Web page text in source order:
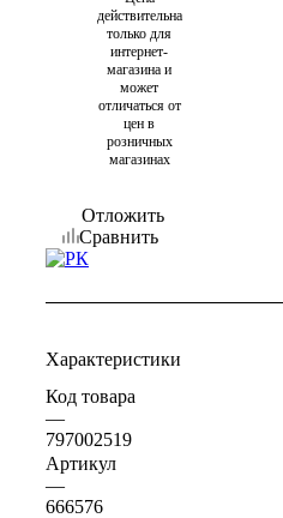
действительна
только для
интернет-
магазина и
может
отличаться от
цен в
розничных
магазинах
Отложить
Сравнить
Характеристики
Код товара
—
797002519
Артикул
—
666576